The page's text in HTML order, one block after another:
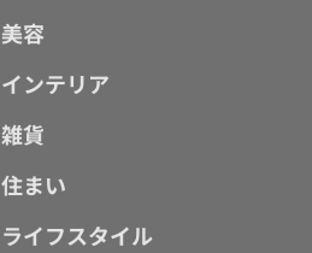
美容
インテリア
雑貨
住まい
ライフスタイル